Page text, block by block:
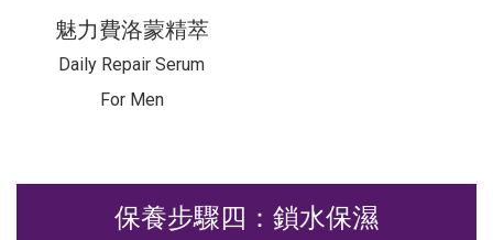
魅力費洛蒙精萃
Daily Repair Serum
For Men
保養步驟四：鎖水保濕